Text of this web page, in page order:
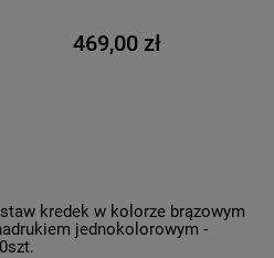
469,00 zł
kredek w kolorze brązowym
jednokolorowym -